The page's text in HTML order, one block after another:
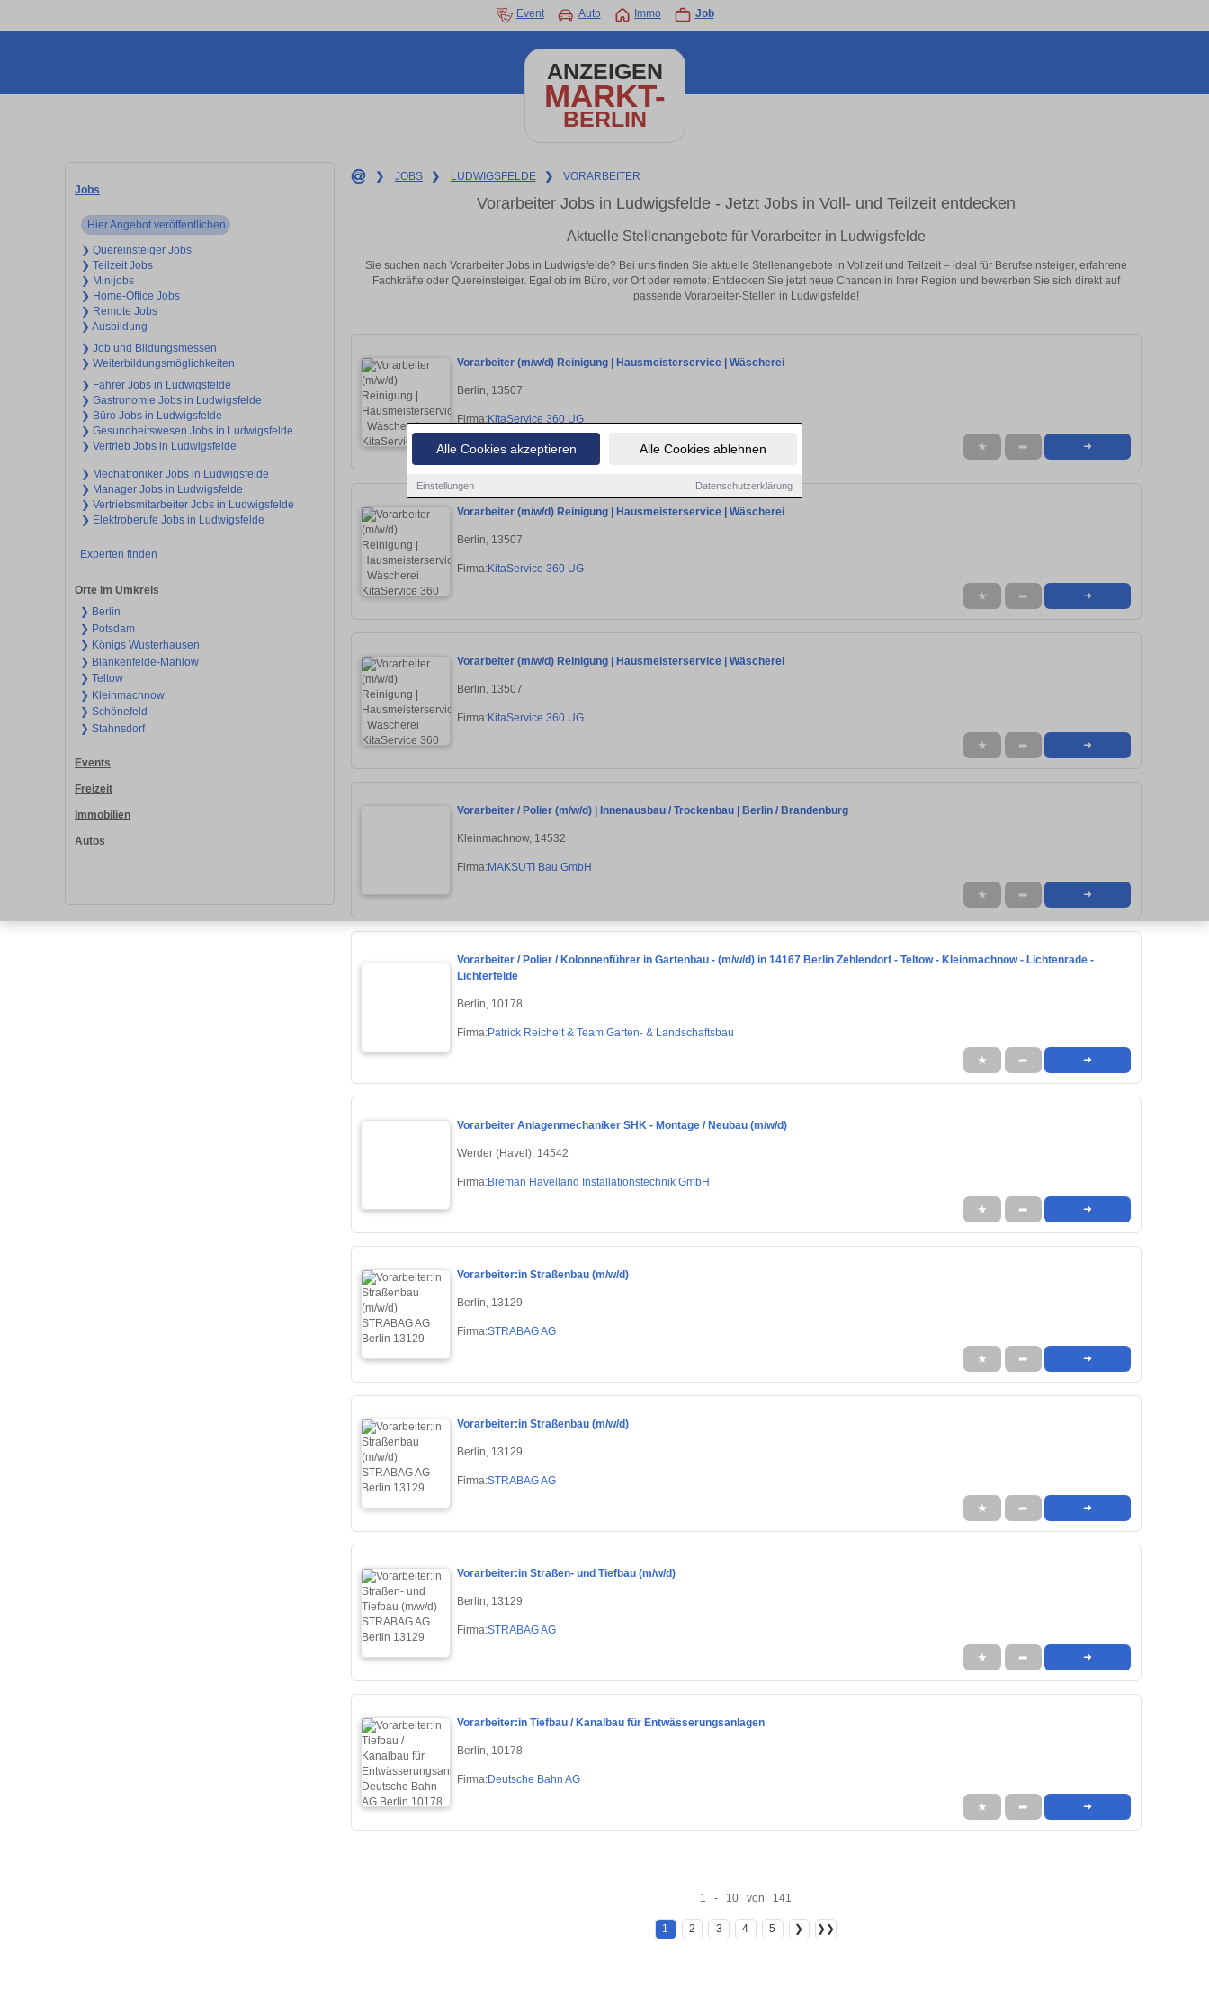
Alle Cookies akzeptieren Alle Cookies ablehnen
Einstellungen Datenschutzerklärung
Event Auto Immo Job
ANZEIGEN
MARKT-
BERLIN
Jobs
Hier Angebot veröffentlichen
❯ Quereinsteiger Jobs
❯ Teilzeit Jobs
❯ Minijobs
❯ Home-Office Jobs
❯ Remote Jobs
❯ Ausbildung
❯ Job und Bildungsmessen
❯ Weiterbildungsmöglichkeiten
❯ Fahrer Jobs in Ludwigsfelde
❯ Gastronomie Jobs in Ludwigsfelde
❯ Büro Jobs in Ludwigsfelde
❯ Gesundheitswesen Jobs in Ludwigsfelde
❯ Vertrieb Jobs in Ludwigsfelde
❯ Mechatroniker Jobs in Ludwigsfelde
❯ Manager Jobs in Ludwigsfelde
❯ Vertriebsmitarbeiter Jobs in Ludwigsfelde
❯ Elektroberufe Jobs in Ludwigsfelde
Experten finden
Orte im Umkreis
❯ Berlin
❯ Potsdam
❯ Königs Wusterhausen
❯ Blankenfelde-Mahlow
❯ Teltow
❯ Kleinmachnow
❯ Schönefeld
❯ Stahnsdorf
Events
Freizeit
Immobilien
Autos
❯ JOBS ❯ LUDWIGSFELDE ❯ VORARBEITER
Vorarbeiter Jobs in Ludwigsfelde - Jetzt Jobs in Voll- und Teilzeit entdecken
Aktuelle Stellenangebote für Vorarbeiter in Ludwigsfelde
Sie suchen nach Vorarbeiter Jobs in Ludwigsfelde? Bei uns finden Sie aktuelle Stellenangebote in Vollzeit und Teilzeit – ideal für Berufseinsteiger, erfahrene
Fachkräfte oder Quereinsteiger. Egal ob im Büro, vor Ort oder remote: Entdecken Sie jetzt neue Chancen in Ihrer Region und bewerben Sie sich direkt auf
passende Vorarbeiter-Stellen in Ludwigsfelde!
Vorarbeiter (m/w/d) Reinigung | Hausmeisterservice | Wäscherei
Berlin, 13507
Firma:KitaService 360 UG
★ ➦ ➜
Vorarbeiter (m/w/d) Reinigung | Hausmeisterservice | Wäscherei
Berlin, 13507
Firma:KitaService 360 UG
★ ➦ ➜
Vorarbeiter (m/w/d) Reinigung | Hausmeisterservice | Wäscherei
Berlin, 13507
Firma:KitaService 360 UG
★ ➦ ➜
Vorarbeiter / Polier (m/w/d) | Innenausbau / Trockenbau | Berlin / Brandenburg
Kleinmachnow, 14532
Firma:MAKSUTI Bau GmbH
★ ➦ ➜
Vorarbeiter / Polier / Kolonnenführer in Gartenbau - (m/w/d) in 14167 Berlin Zehlendorf - Teltow - Kleinmachnow - Lichtenrade -
Lichterfelde
Berlin, 10178
Firma:Patrick Reichelt & Team Garten- & Landschaftsbau
★ ➦ ➜
Vorarbeiter Anlagenmechaniker SHK - Montage / Neubau (m/w/d)
Werder (Havel), 14542
Firma:Breman Havelland Installationstechnik GmbH
★ ➦ ➜
Vorarbeiter:in Straßenbau (m/w/d)
Berlin, 13129
Firma:STRABAG AG
★ ➦ ➜
Vorarbeiter:in Straßenbau (m/w/d)
Berlin, 13129
Firma:STRABAG AG
★ ➦ ➜
Vorarbeiter:in Straßen- und Tiefbau (m/w/d)
Berlin, 13129
Firma:STRABAG AG
★ ➦ ➜
Vorarbeiter:in Tiefbau / Kanalbau für Entwässerungsanlagen
Berlin, 10178
Firma:Deutsche Bahn AG
★ ➦ ➜
1 - 10 von 141
1 2 3 4 5 ❯ ❯❯